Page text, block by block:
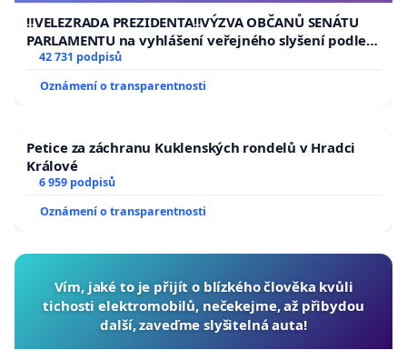
republiky
‼️VELEZRADA PREZIDENTA‼️VÝZVA OBČANŮ SENÁTU
PARLAMENTU na vyhlášení veřejného slyšení podle §
144 jednacího řádu Senátu k návrhu na přijetí
republiky
42 731 podpisů
Oznámení o transparentnosti
Petice za záchranu Kuklenských rondelů v Hradci
Králové
6 959 podpisů
Oznámení o transparentnosti
Vím, jaké to je přijít o blízkého člověka kvůli
tichosti elektromobilů, nečekejme, až přibydou
další, zaveďme slyšitelná auta!